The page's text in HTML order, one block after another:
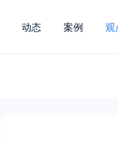
动态 案例 观